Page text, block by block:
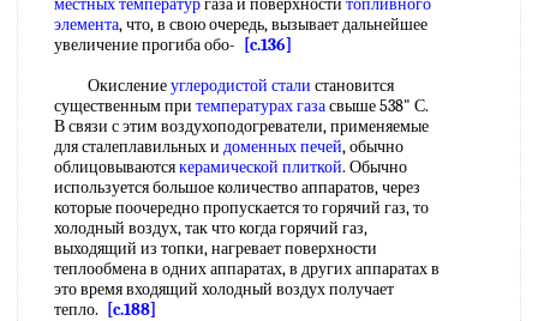
местных температургаза и поверхности топливного
элемента, что, в свою очередь, вызывает дальнейшее
увеличение прогиба обо-
[c.136]
Окислениеуглеродистой стали становится
существенным при температурах газасвыше 538" С.
В связи с этим воздухоподогреватели, применяемые
для сталеплавильных и доменных печей, обычно
облицовываютсякерамической плиткой. Обычно
используется большое количество аппаратов, через
которые поочередно пропускается то горячий газ, то
холодный воздух, так что когда горячий газ,
выходящий из топки, нагревает поверхности
теплообмена в одних аппаратах, в других аппаратах в
это время входящий холодный воздух получает
тепло.
[c.188]